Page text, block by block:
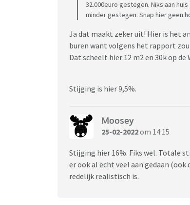
32.000euro gestegen. Niks aan
minder gestegen. Snap hier geen
Ja dat maakt zeker uit! Hier is het
buren want volgens het rapport
Dat scheelt hier 12 m2 en 30k op de
Stijging is hier 9,5%.
Moosey
25-02-2022om 14:15
Stijging hier 16%. Fiks wel. Totale
er ook al echt veel aan gedaan
redelijk realistisch is.